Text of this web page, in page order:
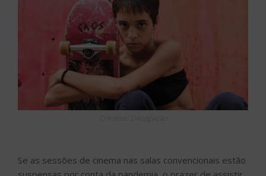
Se as sessões de cinema nas salas convencionais estão